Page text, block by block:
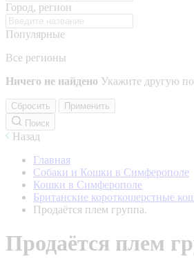
Город, регион
Популярные
Все регионы
Ничего не найдено Укажите другую
Сбросить
Применить
Поиск
Назад
Главная
Собаки и Кошки в Симферополе
Кошки в Симферополе
Британские короткошерстные
Продаётся плем группа.
Продаётся плем